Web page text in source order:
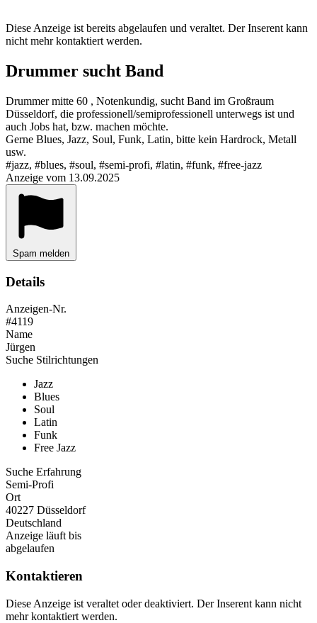
Diese Anzeige ist bereits abgelaufen und veraltet. Der Inserent kann
nicht mehr kontaktiert werden.
Drummer sucht Band
Drummer mitte 60 , Notenkundig, sucht Band im Großraum
Düsseldorf, die professionell/semiprofessionell unterwegs ist und
auch Jobs hat, bzw. machen möchte.
Gerne Blues, Jazz, Soul, Funk, Latin, bitte kein Hardrock, Metall
usw.
#jazz, #blues, #soul, #semi-profi, #latin, #funk, #free-jazz
Anzeige vom 13.09.2025
Spam melden
Details
Anzeigen-Nr.
#4119
Name
Jürgen
Suche Stilrichtungen
Jazz
Blues
Soul
Latin
Funk
Free Jazz
Suche Erfahrung
Semi-Profi
Ort
40227 Düsseldorf
Deutschland
Anzeige läuft bis
abgelaufen
Kontaktieren
Diese Anzeige ist veraltet oder deaktiviert. Der Inserent kann nicht
mehr kontaktiert werden.